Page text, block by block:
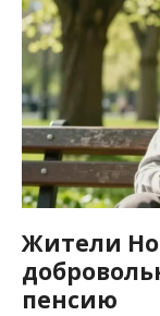
Жители
пенсию